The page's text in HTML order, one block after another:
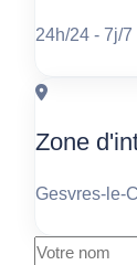
24h/24 - 7j/7
Zone
Gesvres-le-